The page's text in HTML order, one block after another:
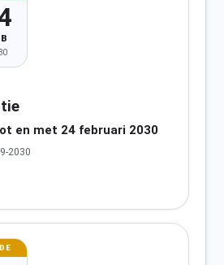
en met 24 februari 2030
2030